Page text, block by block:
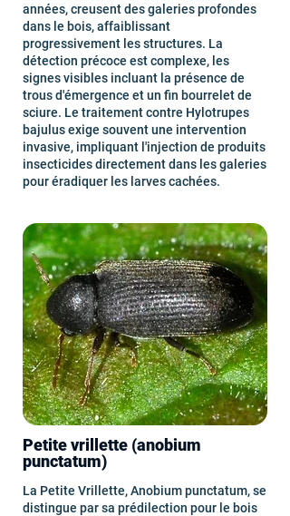
années, creusent des galeries profondes
dans le bois, affaiblissant
progressivement les structures. La
détection précoce est complexe, les
signes visibles incluant la présence de
trous d'émergence et un fin bourrelet de
sciure. Le traitement contre Hylotrupes
bajulus exige souvent une intervention
invasive, impliquant l'injection de produits
insecticides directement dans les galeries
pour éradiquer les larves cachées.
Petite vrillette (anobium
punctatum)
La Petite Vrillette, Anobium punctatum, se
distingue par sa prédilection pour le bois